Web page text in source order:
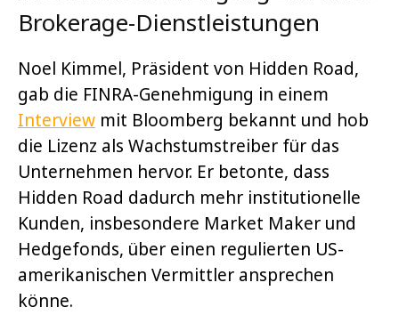
Brokerage-Dienstleistungen
Noel Kimmel, Präsident von Hidden Road,
gab die FINRA-Genehmigung in einem
Interview mit Bloomberg bekannt und hob
die Lizenz als Wachstumstreiber für das
Unternehmen hervor. Er betonte, dass
Hidden Road dadurch mehr institutionelle
Kunden, insbesondere Market Maker und
Hedgefonds, über einen regulierten US-
amerikanischen Vermittler ansprechen
könne.